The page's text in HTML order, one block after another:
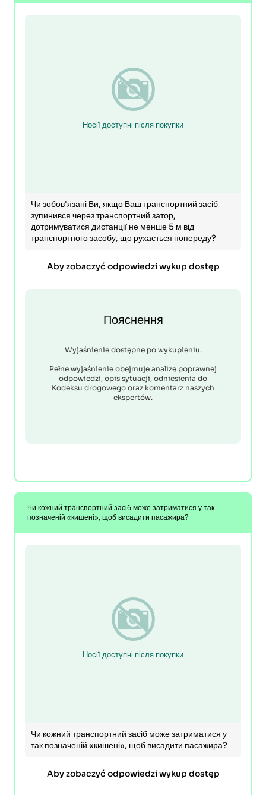
Носії доступні після покупки
Чи зобов'язані Ви, якщо Ваш транспортний засіб
зупинився через транспортний затор,
дотримуватися дистанції не менше 5 м від
транспортного засобу, що рухається попереду?
Aby zobaczyć odpowiedzi wykup dostęp
Пояснення
Wyjaśnienie dostępne po wykupieniu.
Pełne wyjaśnienie obejmuje analizę poprawnej
odpowiedzi, opis sytuacji, odniesienia do
Kodeksu drogowego oraz komentarz naszych
ekspertów.
Чи кожний транспортний засіб може затриматися у так
позначеній «кишені», щоб висадити пасажира?
Носії доступні після покупки
Чи кожний транспортний засіб може затриматися у
так позначеній «кишені», щоб висадити пасажира?
Aby zobaczyć odpowiedzi wykup dostęp